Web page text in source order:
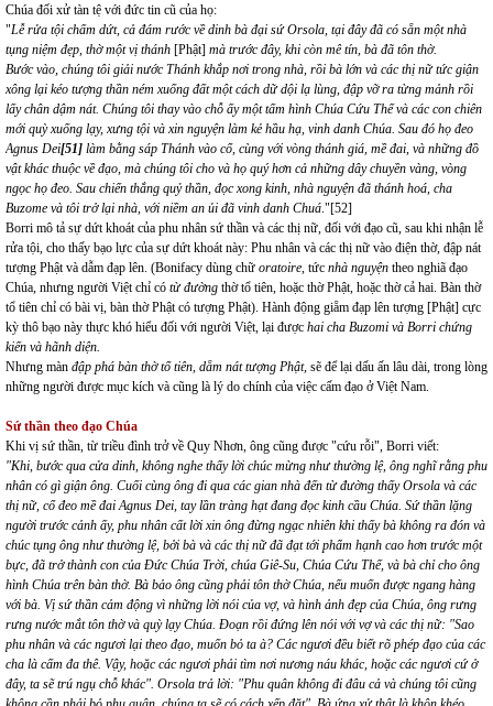
Chúa đối xử tàn tệ với đức tin cũ của họ:
"Lễ rửa tội chấm dứt, cả đám rước về dinh bà đại sứ Orsola, tại đây đã có sẵn một nhà
tụng niệm đẹp, thờ một vị thánh [Phật] mà trước đây, khi còn mê tín, bà đã tôn thờ.
Bước vào, chúng tôi giải nước Thánh khắp nơi trong nhà, rồi bà lớn và các thị nữ tức giận
xông lại kéo tượng thần ném xuống đất một cách dữ dội lạ lùng, đập vỡ ra từng mảnh rồi
lấy chân dậm nát. Chúng tôi thay vào chỗ ấy một tấm hình Chúa Cứu Thế và các con chiên
mới quỳ xuống lạy, xưng tội và xin nguyện làm kẻ hầu hạ, vinh danh Chúa. Sau đó họ đeo
Agnus Dei[51] làm bằng sáp Thánh vào cổ, cùng với vòng thánh giá, mề đai, và những đồ
vật khác thuộc về đạo, mà chúng tôi cho và họ quý hơn cả những dây chuyền vàng, vòng
ngọc họ đeo. Sau chiến thắng quỷ thần, đọc xong kinh, nhà nguyện đã thánh hoá, cha
Buzome và tôi trở lại nhà, với niềm an ủi đã vinh danh Chuá."[52]
Borri mô tả sự dứt khoát của phu nhân sứ thần và các thị nữ, đối với đạo cũ, sau khi nhận lễ
rửa tội, cho thấy bạo lực của sự dứt khoát này: Phu nhân và các thị nữ vào điện thờ, đập nát
tượng Phật và dẫm đạp lên. (Bonifacy dùng chữ oratoire, tức nhà nguyện theo nghiã đạo
Chúa, nhưng người Việt chỉ có từ đường thờ tổ tiên, hoặc thờ Phật, hoặc thờ cả hai. Bàn thờ
tổ tiên chỉ có bài vị, bàn thờ Phật có tượng Phật). Hành động giẵm đạp lên tượng [Phật] cực
kỳ thô bạo này thực khó hiểu đối với người Việt, lại được hai cha Buzomi và Borri chứng
kiến và hãnh diện.
Nhưng màn đập phá bàn thờ tổ tiên, dẵm nát tượng Phật, sẽ để lại dấu ấn lâu dài, trong lòng
những người được mục kích và cũng là lý do chính của việc cấm đạo ở Việt Nam.
Sứ thần theo đạo Chúa
Khi vị sứ thần, từ triều đình trở về Quy Nhơn, ông cũng được "cứu rỗi", Borri viết:
"Khi, bước qua cửa dinh, không nghe thấy lời chúc mừng như thường lệ, ông nghĩ rằng phu
nhân có gì giận ông. Cuối cùng ông đi qua các gian nhà đến từ đường thấy Orsola và các
thị nữ, cổ đeo mề đai Agnus Dei, tay lần tràng hạt đang đọc kinh cầu Chúa. Sứ thần lặng
người trước cảnh ấy, phu nhân cất lời xin ông đừng ngạc nhiên khi thấy bà không ra đón và
chúc tụng ông như thường lệ, bởi bà và các thị nữ đã đạt tới phẩm hạnh cao hơn trước một
bực, đã trở thành con của Đức Chúa Trời, chúa Giê-Su, Chúa Cứu Thế, và bà chỉ cho ông
hình Chúa trên bàn thờ. Bà bảo ông cũng phải tôn thờ Chúa, nếu muốn được ngang hàng
với bà. Vị sứ thần cảm động vì những lời nói của vợ, và hình ảnh đẹp của Chúa, ông rưng
rưng nước mắt tôn thờ và quỳ lạy Chúa. Đoạn rồi đứng lên nói với vợ và các thị nữ: "Sao
phu nhân và các ngươi lại theo đạo, muốn bỏ ta à? Các ngươi đều biết rõ phép đạo của các
cha là cấm đa thê. Vậy, hoặc các ngươi phải tìm nơi nương náu khác, hoặc các ngươi cứ ở
đây, ta sẽ trú ngụ chỗ khác". Orsola trả lời: "Phu quân không đi đâu cả và chúng tôi cũng